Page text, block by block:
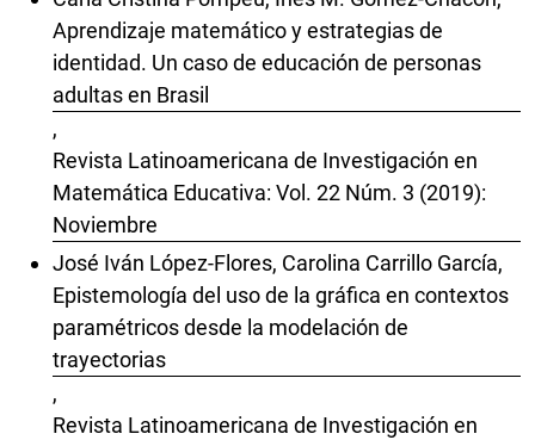
Aprendizaje matemático y estrategias de
identidad. Un caso de educación de personas
adultas en Brasil
,
Revista Latinoamericana de Investigación en
Matemática Educativa: Vol. 22 Núm. 3 (2019):
Noviembre
José Iván López-Flores, Carolina Carrillo García,
Epistemología del uso de la gráfica en contextos
paramétricos desde la modelación de
trayectorias
,
Revista Latinoamericana de Investigación en